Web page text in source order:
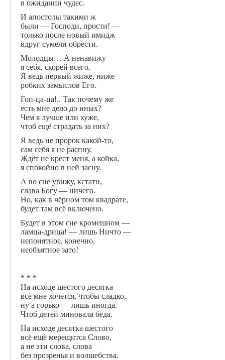
в ожидании чудес.
И апостолы такими ж
были — Господи, прости! —
только после новый имидж
вдруг сумели обрести.
Молодцы… А ненавижу
я себя, скорей всего.
Я ведь первый жиже, ниже
робких замыслов Его.
Гоп-ца-ца!.. Так почему же
есть мне дело до иных?
Чем я лучше или хуже,
чтоб ещё страдать за них?
Я ведь не пророк какой-то,
сам себя я не распну.
Ждёт не крест меня, а койка,
я спокойно в ней засну.
А во сне увижу, кстати,
слава Богу — ничего.
Но, как в чёрном том квадрате,
будет там всё включено.
Будет в этом сне кромешном —
ламца-дрица! — лишь Ничто —
непонятное, конечно,
необъятное зато!
* * *
На исходе шестого десятка
всё мне хочется, чтобы сладко,
ну а горько — лишь иногда.
Чтоб детей миновала беда.
На исходе десятка шестого
всё ещё мерещится Слово,
а не эти слова, слова
без прозренья и волшебства.